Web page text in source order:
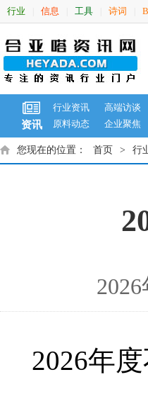
行业 信息 工具 诗词
资讯
行业资讯
高端访谈
原料动态
企业聚焦
您现在的位置： 首页 > 行
2026年